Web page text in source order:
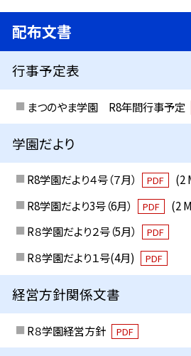
配布文書
行事予定表
まつのやま学園 R8年間行事予定
学園だより
R8学園だより４号（７月） PDF
(2
R8学園だより3号（6月）
PDF
(2
R８学園だより２号（5月）
PDF
R８学園だより１号(4月) PDF
経営方針関係文書
R８学園経営方針 PDF